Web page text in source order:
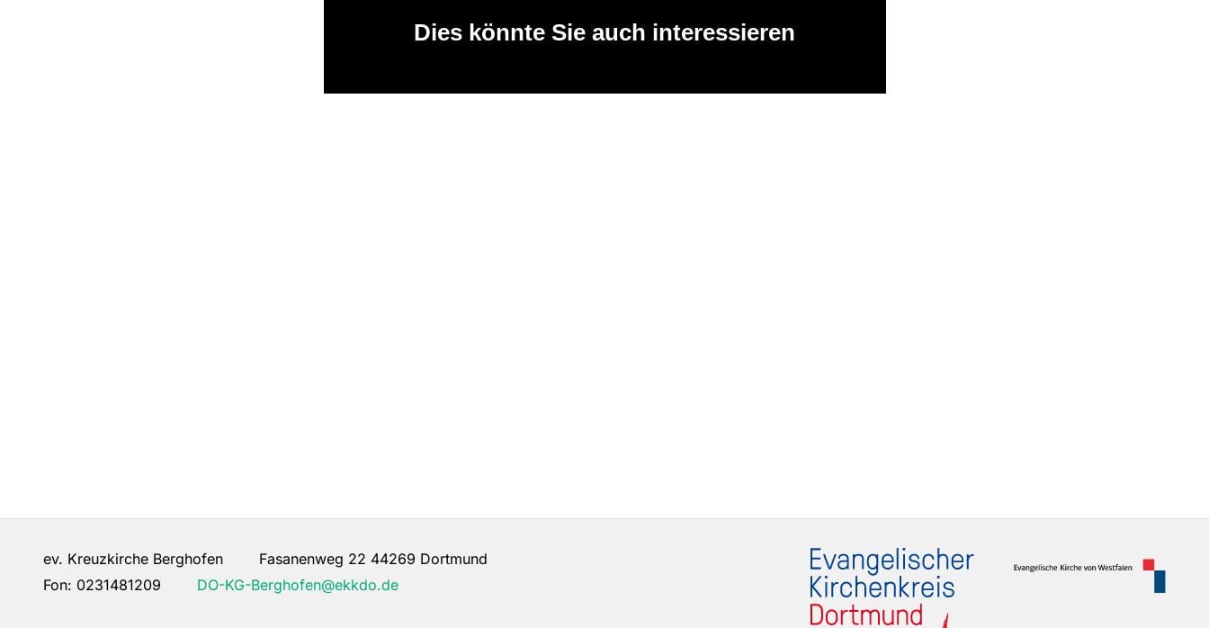
Dies könnte Sie auch interessieren
ev. Kreuzkirche Berghofen Fasanenweg 22 44269 Dortmund
Fon: 0231481209 DO-KG-Berghofen@ekkdo.de